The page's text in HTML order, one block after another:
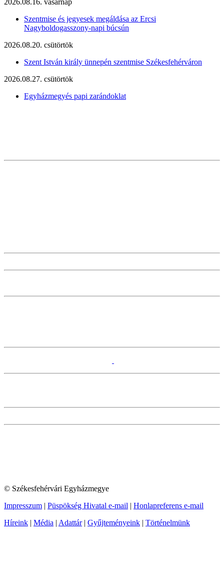
2026.08.16. vasárnap
Szentmise és jegyesek megáldása az Ercsi
Nagyboldogasszony-napi búcsún
2026.08.20. csütörtök
Szent István király ünnepén szentmise Székesfehérváron
2026.08.27. csütörtök
Egyházmegyés papi zarándoklat
© Székesfehérvári Egyházmegye
Impresszum | Püspökség Hivatal e-mail | Honlapreferens e-mail
Híreink | Média | Adattár| Gyűjteményeink | Történelmünk